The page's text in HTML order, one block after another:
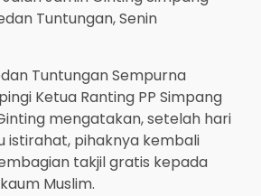
Tuntungan, Senin
Tuntungan Sempurna
Ketua Ranting PP Simpang
mengatakan, setelah hari
istirahat, pihaknya kembali
takjil gratis kepada
Muslim.